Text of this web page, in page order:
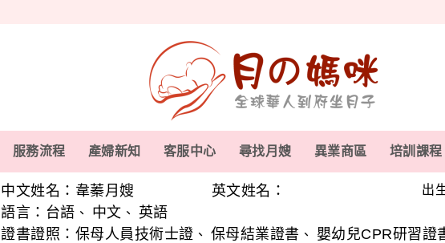
服務流程 產婦新知 客服中心 尋找月嫂 異業商區 培訓課程
中文姓名：韋蓁月嫂 英文姓名： 出
語言： 台語 、 中文 、 英語
證書證照： 保母人員技術士證 、 保母結業證書 、
嬰幼兒CPR研習證